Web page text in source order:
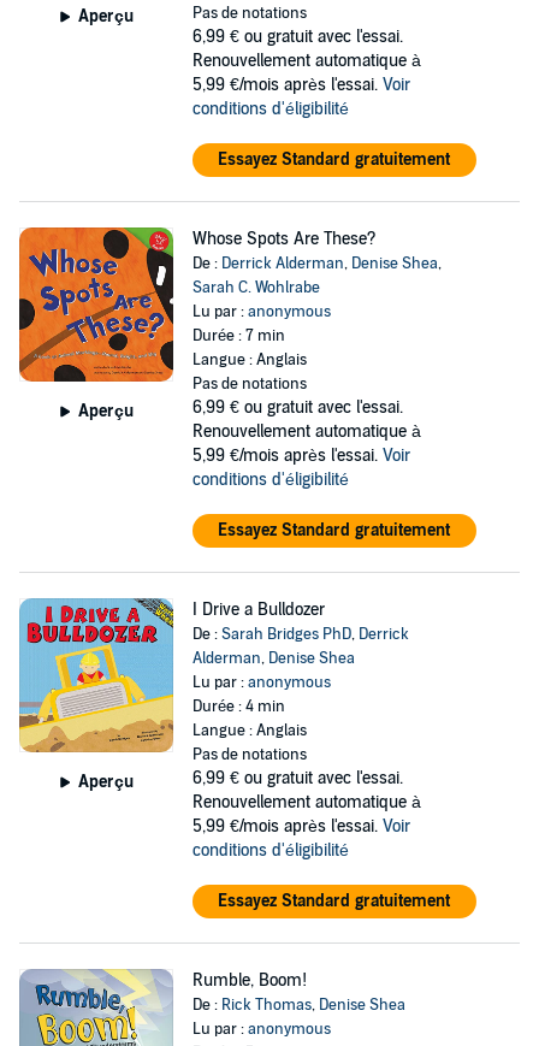
Aperçu
Pas de notations
6,99 € ou gratuit avec l'essai.
Renouvellement automatique à
5,99 €/mois après l'essai. Voir
conditions d'éligibilité
Essayez Standard gratuitement
Aperçu
Whose Spots Are These?
De : Derrick Alderman, Denise Shea,
Sarah C. Wohlrabe
Lu par :anonymous
Durée : 7 min
Langue : Anglais
Pas de notations
6,99 € ou gratuit avec l'essai.
Renouvellement automatique à
5,99 €/mois après l'essai. Voir
conditions d'éligibilité
Essayez Standard gratuitement
Aperçu
I Drive a Bulldozer
De :Sarah Bridges PhD, Derrick
Alderman, Denise Shea
Lu par :anonymous
Durée : 4 min
Langue : Anglais
Pas de notations
6,99 € ou gratuit avec l'essai.
Renouvellement automatique à
5,99 €/mois après l'essai. Voir
conditions d'éligibilité
Essayez Standard gratuitement
Rumble, Boom!
De : Rick Thomas, Denise Shea
Lu par :anonymous